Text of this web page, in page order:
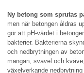
Ny betong som sprutas
men när betongen åldras
gör att pH-värdet i
bakterier. Bakterierna
och nedbrytningen av
mangan, svavel och
växelverkande